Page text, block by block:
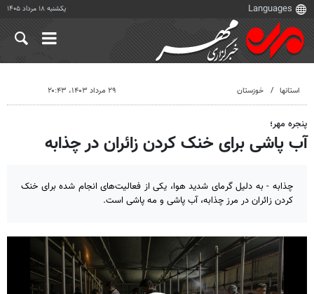
یکشنبه ۱۸ مرداد ۱۴۰۵
استانها خوزستان ۲۹ مرداد ۱۴۰۳، ۲۰:۴۳
پنجره مهر؛
آب پاشی برای خنک کردن زائران در چذابه
چذابه - به دلیل گرمای شدید هوا، یکی از فعالیت‌های انجام شده برای خنک
کردن زائران در مرز چذابه، آب پاشی و مه پاشی است.